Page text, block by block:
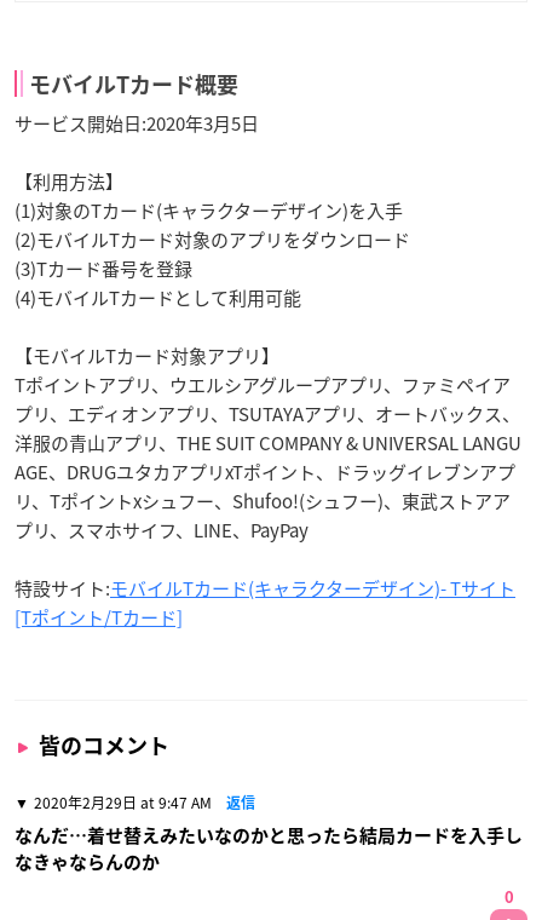
モバイルTカード概要
サービス開始日:2020年3月5日
【利用方法】
(1)対象のTカード(キャラクターデザイン)を入手
(2)モバイルTカード対象のアプリをダウンロード
(3)Tカード番号を登録
(4)モバイルTカードとして利用可能
【モバイルTカード対象アプリ】
Tポイントアプリ、ウエルシアグループアプリ、ファミペイア
プリ、エディオンアプリ、TSUTAYAアプリ、オートバックス、
洋服の青山アプリ、THE SUIT COMPANY & UNIVERSAL LANGU
AGE、DRUGユタカアプリxTポイント、ドラッグイレブンアプ
リ、Tポイントxシュフー、Shufoo!(シュフー)、東武ストアア
プリ、スマホサイフ、LINE、PayPay
特設サイト:モバイルTカード(キャラクターデザイン)- Tサイト
[Tポイント/Tカード]
皆のコメント
2020年2月29日 at 9:47 AM 返信
なんだ…着せ替えみたいなのかと思ったら結局カードを入手し
なきゃならんのか
0